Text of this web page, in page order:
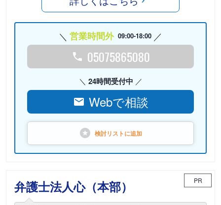
営業時間外 09:00-18:00
05075865080
24時間受付中
Webで相談
検討リストに追加
弁護士法人心（本部） PR